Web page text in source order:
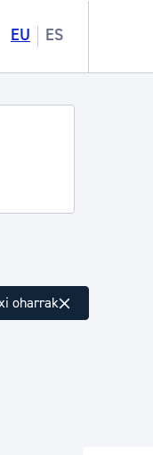
EU ES
oharrak